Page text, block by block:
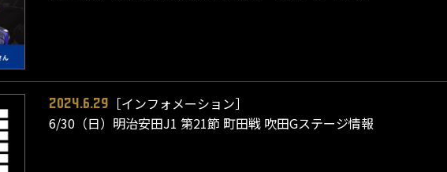
2024.6.29
［インフォメーション］
6/30（日）明治安田J1 第21節 町田戦 吹田Gステージ情報